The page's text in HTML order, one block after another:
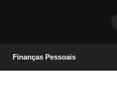
Finanças Pessoais